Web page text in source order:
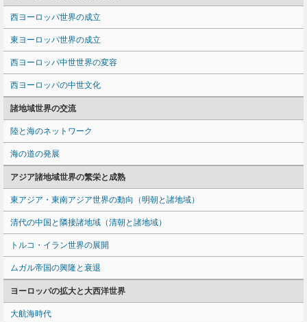
西ヨーロッパ世界の成立
東ヨーロッパ世界の成立
西ヨーロッパ中世世界の変容
西ヨーロッパの中世文化
諸地域世界の交流
陸と海のネットワーク
海の道の発展
アジア諸地域世界の繁栄と成熟
東アジア・東南アジア世界の動向（明朝と諸地域）
清代の中国と隣接諸地域（清朝と諸地域）
トルコ・イラン世界の展開
ムガル帝国の興隆と衰退
ヨーロッパの拡大と大西洋世界
大航海時代